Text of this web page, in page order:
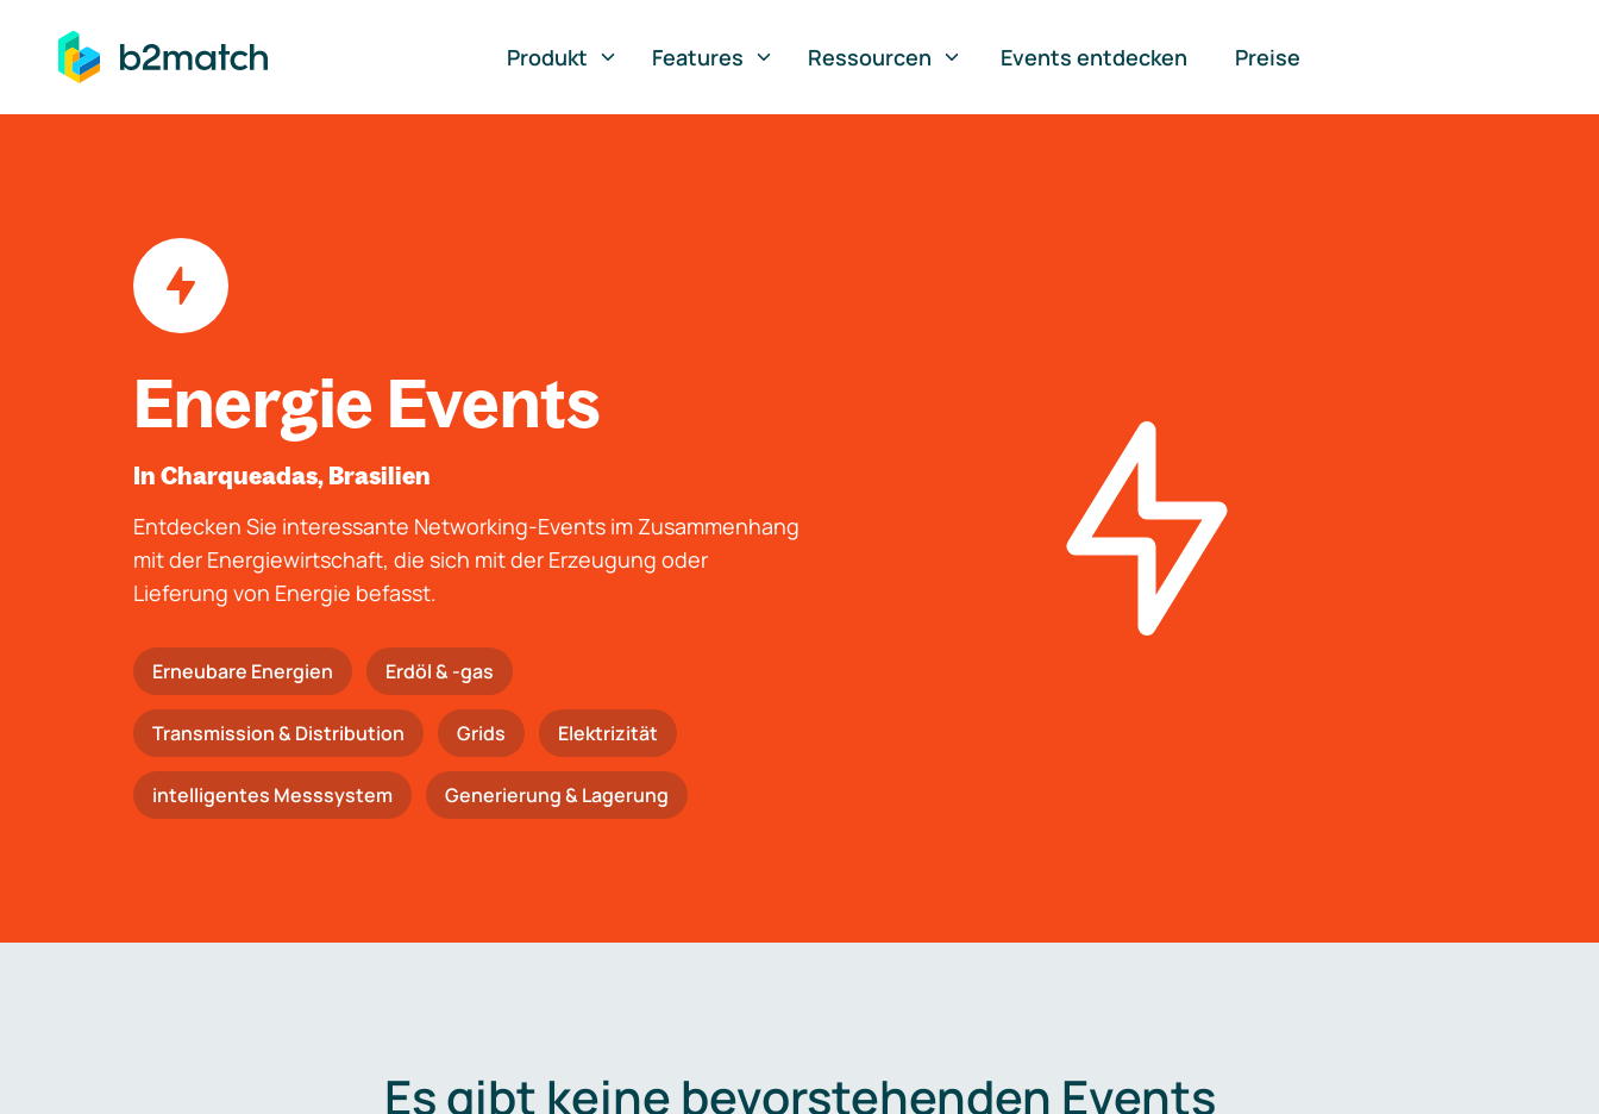
springen
Produkt
Features Ressourcen Events entdecken Preise
Energie Events
In Charqueadas, Brasilien
Entdecken Sie interessante Networking-Events im Zusammenhang
mit der Energiewirtschaft, die sich mit der Erzeugung oder
Lieferung von Energie befasst.
Erneubare Energien Erdöl & -gas
Trans­mis­si­on & Distribution Grids Elektrizität
intelligentes Messsystem Generierung & Lagerung
Es gibt keine bevorstehenden Events